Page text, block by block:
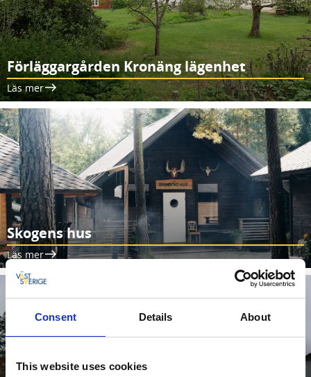
Consent Details About
This website uses cookies
Förläggargården Kronäng lägenhet
Läs mer
Skogens hus
Läs mer